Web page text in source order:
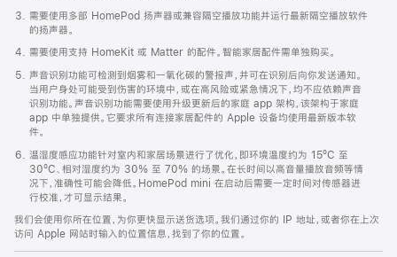
需要使用多部 HomePod 扬声器或兼容隔空播放功能并运行最新隔空播放软件
的扬声器。
需要使用支持 HomeKit 或 Matter 的配件。智能家居配件需单独购买。
声音识别功能可检测到烟雾和一氧化碳的警报声，并可在识别后向你发送通知。
当用户身处可能受到伤害的环境中，或在高风险或紧急情况下，均不应依赖声音
识别功能。声音识别功能需要使用升级更新后的家庭 app 架构，该架构于家庭
app 中单独提供。它要求所有连接家居配件的 Apple 设备均使用最新版本软
件。
温湿度感应功能针对室内和家居场景进行了优化，即环境温度约为 15ºC 至
30ºC、相对湿度约为 30% 至 70% 的场景。在长时间以高音量播放音频等情
况下，准确性可能会降低。HomePod mini 在启动后需要一定时间对传感器进
行校准，才可显示结果。
我们会使用你所在位置，为你更快显示送货选项。我们通过你的 IP 地址，或者你在上次
访问 Apple 网站时输入的位置信息，找到了你的位置。